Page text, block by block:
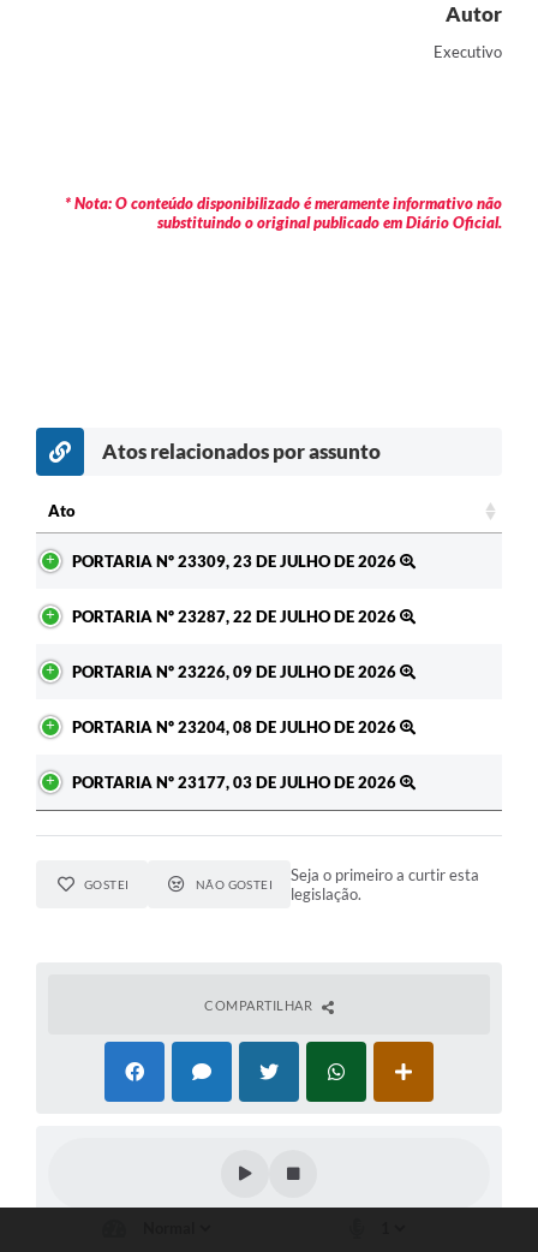
Autor
Executivo
* Nota: O conteúdo disponibilizado é meramente informativo não
substituindo o original publicado em Diário Oficial.
Atos relacionados por assunto
Ato
PORTARIA Nº 23309, 23 DE JULHO DE 2026
PORTARIA Nº 23287, 22 DE JULHO DE 2026
PORTARIA Nº 23226, 09 DE JULHO DE 2026
PORTARIA Nº 23204, 08 DE JULHO DE 2026
PORTARIA Nº 23177, 03 DE JULHO DE 2026
GOSTEI NÃO GOSTEI
Seja o primeiro a curtir esta
legislação.
COMPARTILHAR